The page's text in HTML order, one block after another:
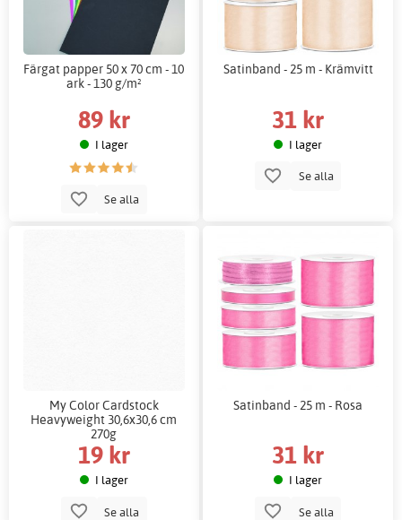
Färgat papper 50 x 70 cm - 10
ark - 130 g/m²
89 kr
I lager
Se alla
Satinband - 25 m - Krämvitt
31 kr
I lager
Se alla
My Color Cardstock
Heavyweight 30,6x30,6 cm
270g
19 kr
I lager
Se alla
Satinband - 25 m - Rosa
31 kr
I lager
Se alla